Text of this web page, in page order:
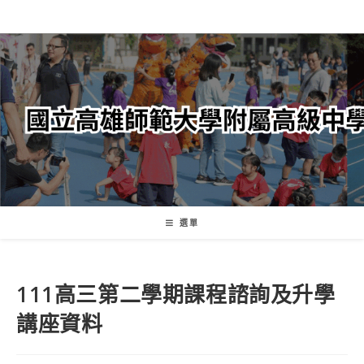
轉
至
主
內
容
選單
111高三第二學期課程諮詢及升學
講座資料